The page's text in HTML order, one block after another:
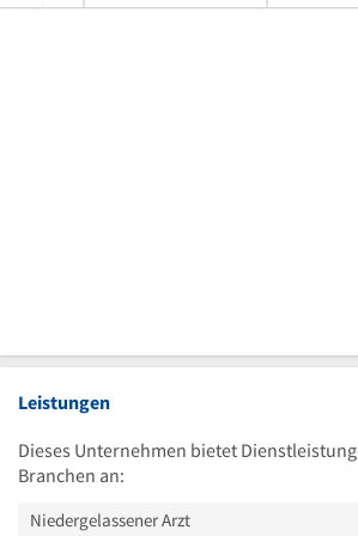
Leistungen
Dieses Unternehmen bietet
Branchen an:
Niedergelassener Arzt